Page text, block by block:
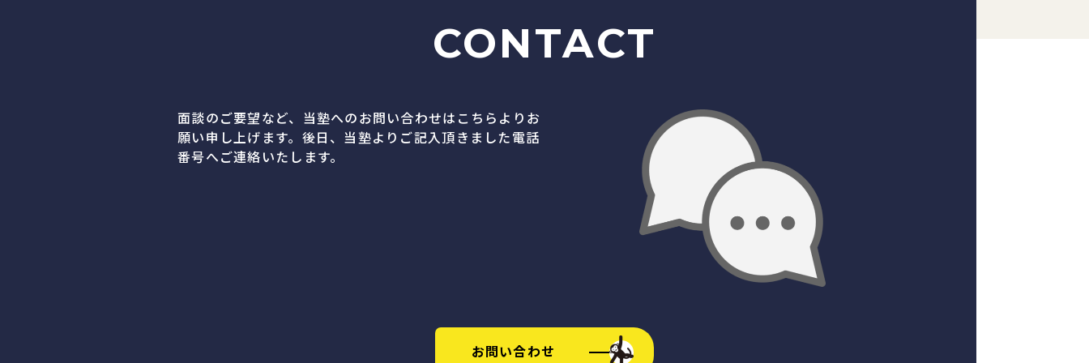
CONTACT
面談のご要望など、当塾へのお問い合わせはこちらよりお
願い申し上げます。後日、当塾よりご記入頂きました電話
番号へご連絡いたします。
お問い合わせ